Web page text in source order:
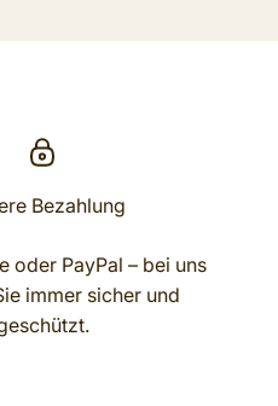
Bezahlung
oder PayPal – bei uns
immer sicher und